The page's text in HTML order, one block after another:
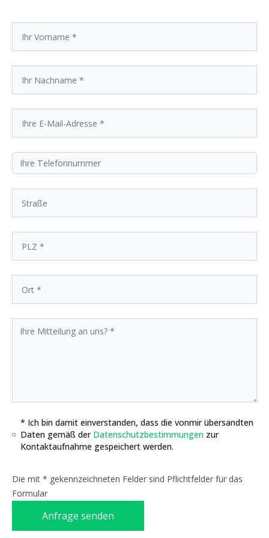
* Ich bin damit einverstanden, dass die vonmir übersandten
Daten gemäß der Datenschutzbestimmungen zur
Kontaktaufnahme gespeichert werden.
Die mit * gekennzeichneten Felder sind Pflichtfelder für das
Formular
Anfrage senden